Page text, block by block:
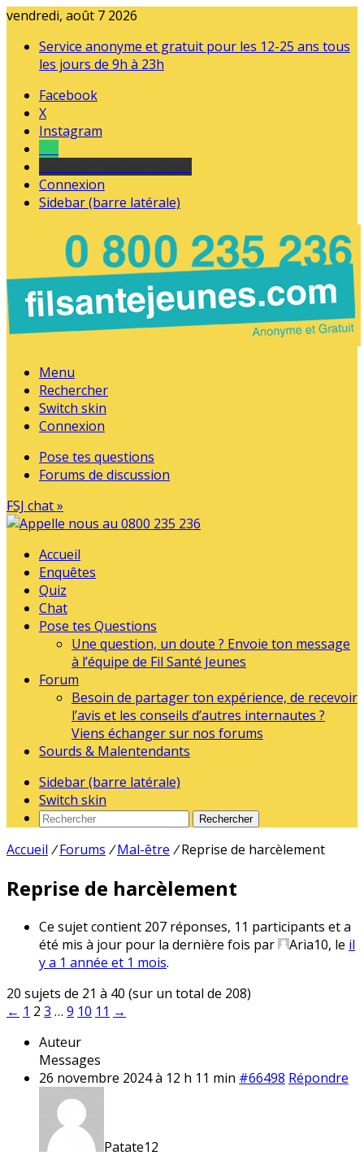
vendredi, août 7 2026
Service anonyme et gratuit pour les 12-25 ans tous
les jours de 9h à 23h
Facebook
X
Instagram
Connexion
Sidebar (barre latérale)
Menu
Rechercher
Switch skin
Connexion
Pose tes questions
Forums de discussion
FSJ chat »
Accueil
Enquêtes
Quiz
Chat
Pose tes Questions
Une question, un doute ? Envoie ton message
à l’équipe de Fil Santé Jeunes
Forum
Besoin de partager ton expérience, de recevoir
l’avis et les conseils d’autres internautes ?
Viens échanger sur nos forums
Sourds & Malentendants
Sidebar (barre latérale)
Switch skin
Rechercher
Accueil / Forums / Mal-être / Reprise de harcèlement
Reprise de harcèlement
Ce sujet contient 207 réponses, 11 participants et a
été mis à jour pour la dernière fois par
Aria10, le il
y a 1 année et 1 mois.
20 sujets de 21 à 40 (sur un total de 208)
← 1 2 3 … 9 10 11 →
Auteur
Messages
26 novembre 2024 à 12 h 11 min #66498 Répondre
Patate12